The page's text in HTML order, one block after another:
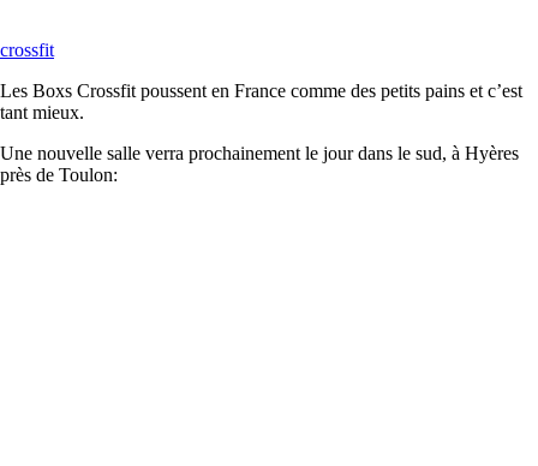
crossfit
Les Boxs Crossfit poussent en France comme des petits pains et c’est
tant mieux.
Une nouvelle salle verra prochainement le jour dans le sud, à Hyères
près de Toulon: